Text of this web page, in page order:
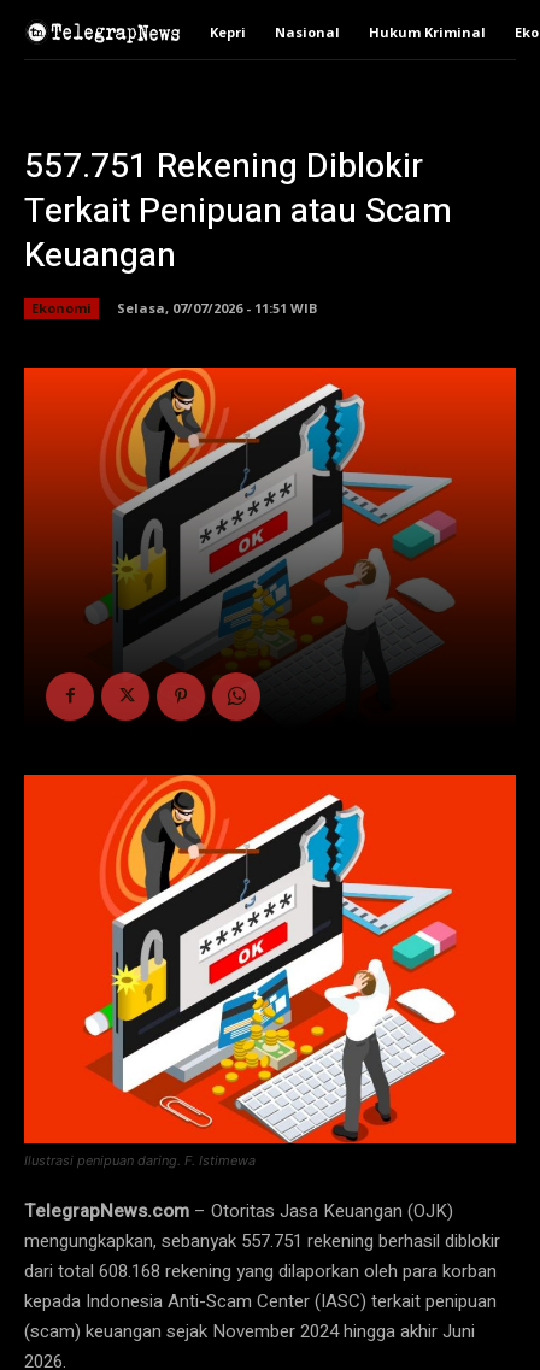
Kepri Nasional Hukum Kriminal
557.751 Rekening Diblokir
Terkait Penipuan atau Scam
Keuangan
Ekonomi Selasa, 07/07/2026 - 11:51 WIB
Ilustrasi penipuan daring. F. Istimewa
TelegrapNews.com – Otoritas Jasa Keuangan (OJK)
mengungkapkan, sebanyak 557.751 rekening berhasil diblokir
dari total 608.168 rekening yang dilaporkan oleh para korban
kepada Indonesia Anti-Scam Center (IASC) terkait penipuan
(scam) keuangan sejak November 2024 hingga akhir Juni
2026.